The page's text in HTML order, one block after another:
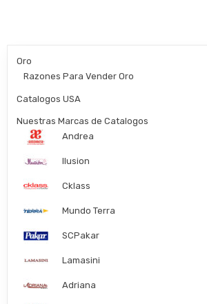
Oro
Razones Para Vender Oro
Catalogos USA
Nuestras Marcas de Catalogos
Andrea
Ilusion
Cklass
Mundo Terra
SCPakar
Lamasini
Adriana